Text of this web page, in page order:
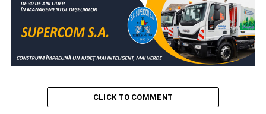
INCENDIU
SOCIAL TELEORMAN
URMATOAREA
Dâmbovițean arestat la Cluj pentru implicare într-
o rețea europeană de trafic de persoane și
prostituție
Cadavrul unui bărbat, recuperat din râul Argeș
după 7 ore de căutări
CLICK TO COMMENT